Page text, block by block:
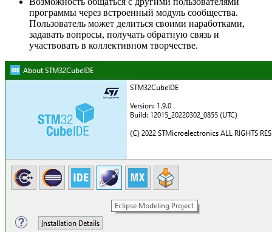
программы через встроенный модуль сообщества.
Пользователь может делиться своими наработками,
задавать вопросы, получать обратную связь и
участвовать в коллективном творчестве.